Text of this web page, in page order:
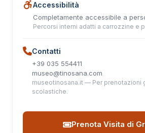
Accessibilità
Completamente accessibile a
Percorsi interni adatti a carrozzine e
Contatti
+39 035 554411
museo@tinosana.com
museotinosana.it — Per prenotazioni
scolastiche.
Prenota Visita di